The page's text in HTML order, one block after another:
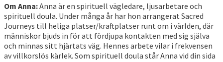
Om Anna:Anna är en spirituell vägledare, ljusarbetare och
spirituell doula. Under många år har hon arrangerat Sacred
Journeys till heliga platser/kraftplatser runt om i världen, där
människor bjuds in för att fördjupa kontakten med sig själva
och minnas sitt hjärtats väg. Hennes arbete vilar i frekvensen
av villkorslös kärlek. Som spirituell doula står Anna vid din sida